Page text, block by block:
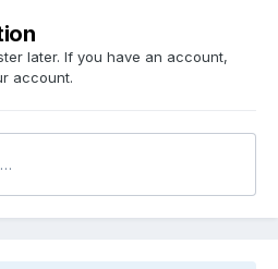
later. If you have an account,
account.